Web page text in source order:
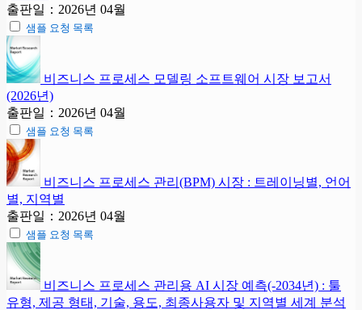
출판일：2026년 04월
샘플 요청 목록
비즈니스 프로세스 모델링 소프트웨어 시장 보고서
(2026년)
출판일：2026년 04월
샘플 요청 목록
비즈니스 프로세스 관리(BPM) 시장 : 트레이닝별, 언어
별, 지역별
출판일：2026년 04월
샘플 요청 목록
비즈니스 프로세스 관리용 AI 시장 예측(-2034년) : 툴
유형, 제공 형태, 기술, 용도, 최종사용자 및 지역별 세계 분석